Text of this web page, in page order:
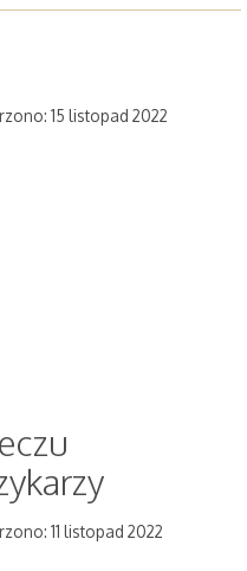
15 listopad 2022
11 listopad 2022